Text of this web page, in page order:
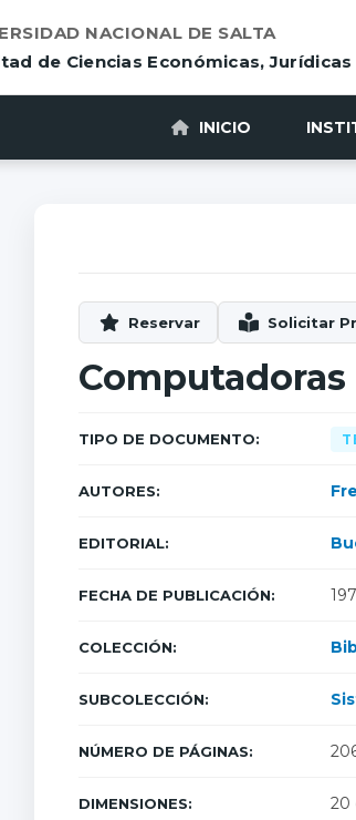
NACIONAL DE SALTA
de Ciencias Económicas, Jurídicas
INICIO
TIPO DE DOCUMENTO:
AUTORES:
EDITORIAL:
FECHA DE PUBLICACIÓN:
COLECCIÓN:
SUBCOLECCIÓN:
NÚMERO DE PÁGINAS:
DIMENSIONES: 20